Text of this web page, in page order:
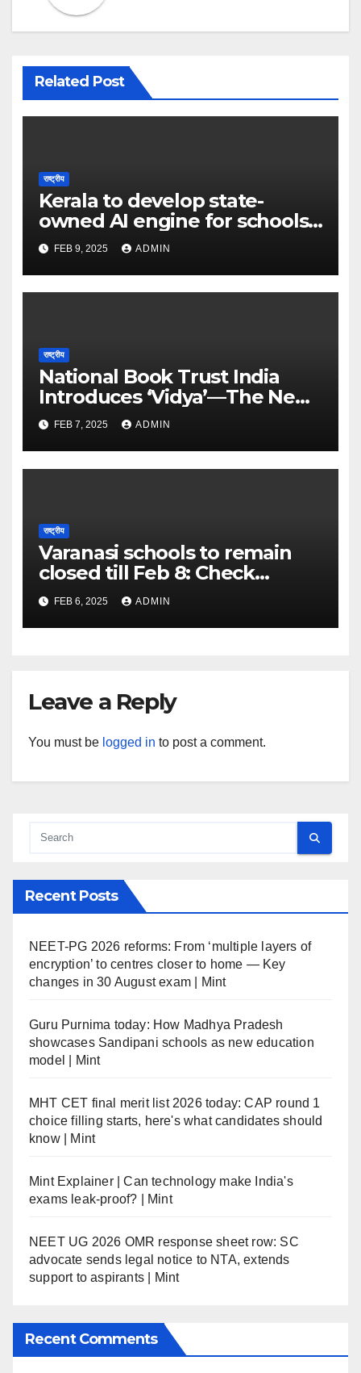
Related Post
राष्ट्रीय
Kerala to develop state-
owned AI engine for schools
in 2025 – The Times of India
FEB 9, 2025 ADMIN
राष्ट्रीय
National Book Trust India
Introduces ‘Vidya’—The New
Face of Learning and
Discovery – The Times of
India
FEB 7, 2025 ADMIN
राष्ट्रीय
Varanasi schools to remain
closed till Feb 8: Check
details here – The Times of
India
FEB 6, 2025 ADMIN
Leave a Reply
You must be logged in to post a comment.
Recent Posts
NEET-PG 2026 reforms: From ‘multiple layers of
encryption’ to centres closer to home — Key
changes in 30 August exam | Mint
Guru Purnima today: How Madhya Pradesh
showcases Sandipani schools as new education
model | Mint
MHT CET final merit list 2026 today: CAP round 1
choice filling starts, here's what candidates should
know | Mint
Mint Explainer | Can technology make India's
exams leak-proof? | Mint
NEET UG 2026 OMR response sheet row: SC
advocate sends legal notice to NTA, extends
support to aspirants | Mint
Recent Comments